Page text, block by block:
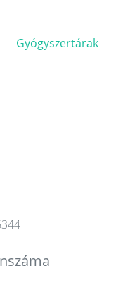
Gyógyszertárak